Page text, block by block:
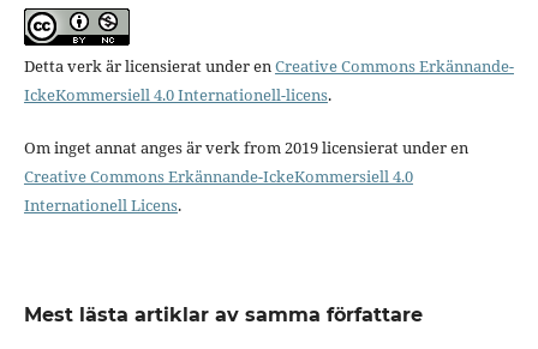
Detta verk är licensierat under enCreative Commons Erkännande-
IckeKommersiell 4.0 Internationell-licens.
Om inget annat anges är verk from 2019 licensierat under en
Creative Commons Erkännande-IckeKommersiell 4.0
Internationell Licens.
Mest lästa artiklar av samma författare